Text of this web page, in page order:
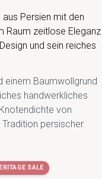
aus Persien mit den
Raum zeitlose Eleganz
und sein reiches
einem Baumwollgrund
handwerkliches
von
persischer
SALE